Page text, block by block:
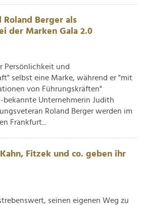
Berger als
der Marken Gala 2.0
Persönlichkeit und
selbst eine Marke, während er "mit
von Führungskräften"
Unternehmerin Judith
Roland Berger werden im
Frankfurt...
Fitzek und co. geben ihr
seinen eigenen Weg zu